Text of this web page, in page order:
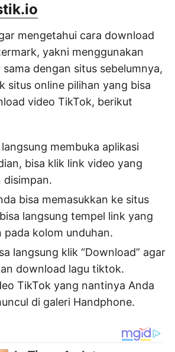
mengetahui cara download
yakni menggunakan
dengan situs sebelumnya,
situs online pilihan yang bisa
video TikTok, berikut
membuka aplikasi
bisa klik link video yang
disimpan.
bisa memasukkan ke situs
langsung tempel link yang
pada kolom unduhan.
langsung klik “Download” agar
download lagu tiktok.
TikTok yang nantinya Anda
di galeri Handphone.